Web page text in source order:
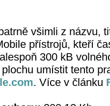
všimli z názvu,
přístrojů, kteří
300 kB
umístit tento
. Více v článku